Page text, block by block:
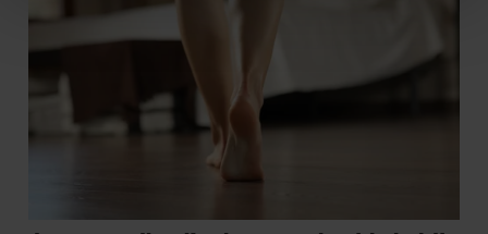
We gebruiken cookies om content en advertenties te
personaliseren, om functies voor social media te bieden
en om ons websiteverkeer te analyseren. Ook delen we
informatie over uw gebruik van onze site met onze
partners voor social media, adverteren en analyse. Deze
partners kunnen deze gegevens combineren met andere
informatie die u aan ze heeft verstrekt of die ze hebben
gaat akkoord met onze cookies als u onze website blijft